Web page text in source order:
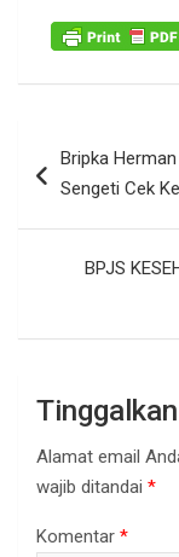
posBripka
Sengeti Cek
BPJS
Alamat email
wajib ditandai *
Komentar *